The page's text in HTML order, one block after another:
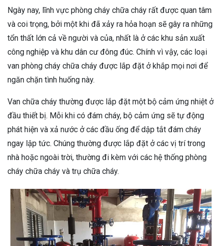
Ngày nay, lĩnh vực phòng cháy chữa cháy rất được quan tâm
và coi trọng, bởi một khi đã xảy ra hỏa hoạn sẽ gây ra những
tổn thất lớn cả về người và của, nhất là ở các khu sản xuất
công nghiệp và khu dân cư đông đúc. Chính vì vậy, các loại
van phòng cháy chữa cháy được lắp đặt ở khắp mọi nơi để
ngăn chặn tình huống này.
Van chữa cháy thường được lắp đặt một bộ cảm ứng nhiệt ở
đầu thiết bị. Mỗi khi có đám cháy, bộ cảm ứng sẽ tự động
phát hiện và xả nước ở các đầu ống để dập tắt đám cháy
ngay lập tức. Chúng thường được lắp đặt ở các vị trí trong
nhà hoặc ngoài trời, thường đi kèm với các hệ thống phòng
cháy chữa cháy và trụ chữa cháy.